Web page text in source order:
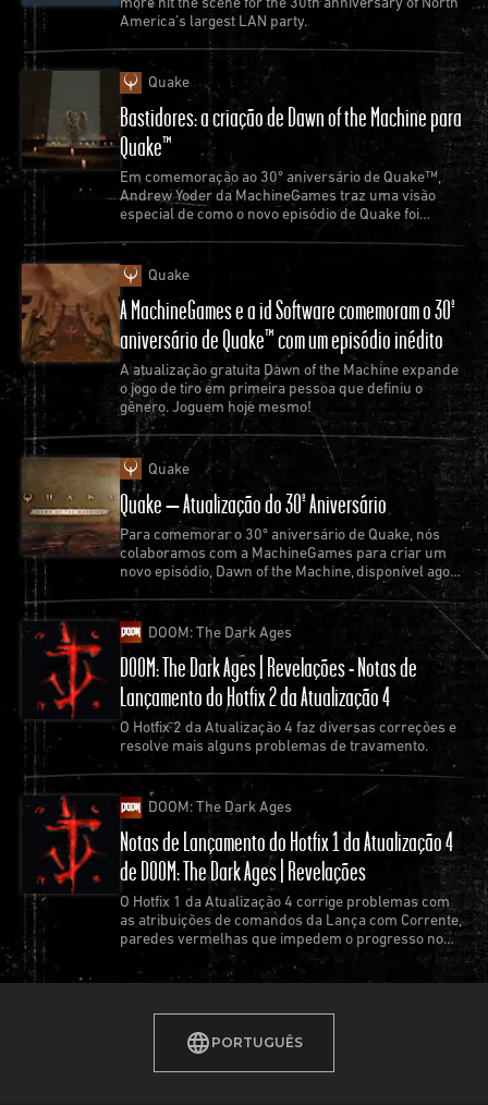
America’s largest LAN party.
Quake
Bastidores: a criação de Dawn of the Machine para
Quake™
Em comemoração ao 30º aniversário de Quake™,
Andrew Yoder da MachineGames traz uma visão
especial de como o novo episódio de Quake foi
Quake
A MachineGames e a id Software comemoram o 30º
aniversário de Quake™ com um episódio inédito
A atualização gratuita Dawn of the Machine expande
o jogo de tiro em primeira pessoa que definiu o
gênero. Joguem hoje mesmo!
Quake
Quake – Atualização do 30º Aniversário
Para comemorar o 30º aniversário de Quake, nós
colaboramos com a MachineGames para criar um
novo episódio, Dawn of the Machine, disponível agora
como uma atualização gratuita do jogo.
DOOM: The Dark Ages
DOOM: The Dark Ages | Revelações - Notas de
Lançamento do Hotfix 2 da Atualização 4
O Hotfix 2 da Atualização 4 faz diversas correções e
resolve mais alguns problemas de travamento.
DOOM: The Dark Ages
Notas de Lançamento do Hotfix 1 da Atualização 4
de DOOM: The Dark Ages | Revelações
O Hotfix 1 da Atualização 4 corrige problemas com
as atribuições de comandos da Lança com Corrente,
paredes vermelhas que impedem o progresso no
jogo e os travamentos mais comuns.
PORTUGUÊS